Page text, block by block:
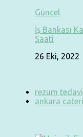
Güncel
İş Bankası
Saati
26 Eki, 2022
rezum
ankara